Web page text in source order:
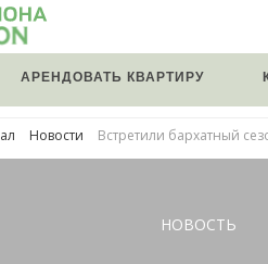
АРЕНДОВАТЬ КВАРТИРУ
Новости Встретили бархатный
НОВОСТЬ